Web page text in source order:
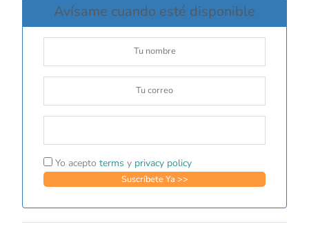
Avísame cuando esté disponible
Yo acepto terms y privacy policy